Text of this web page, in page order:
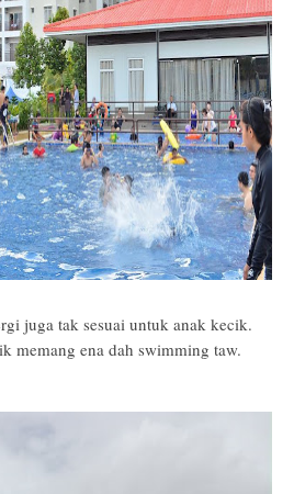
juga tak sesuai untuk anak kecik.
memang ena dah swimming taw.